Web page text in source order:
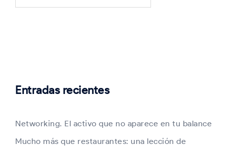
Entradas recientes
Networking. El activo que no aparece en tu balance
Mucho más que restaurantes: una lección de